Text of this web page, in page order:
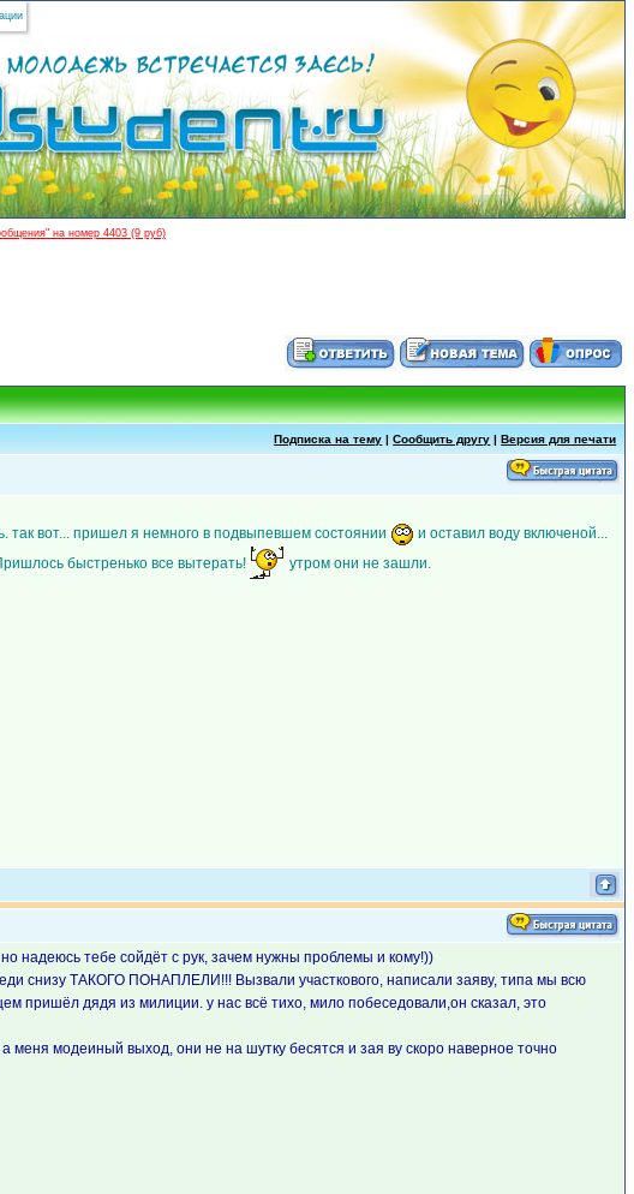
на номер 4403 (9 руб)
Подписка на тему |Сообщить другу |Версия для печати
вот... пришел я немного в подвыпевшем состоянии
и оставил воду включеной...
быстренько все вытерать!
утром они не зашли.
надеюсь тебе сойдёт с рук, зачем нужны проблемы и кому!))
снизу ТАКОГО ПОНАПЛЕЛИ!!! Вызвали участкового, написали заяву, типа мы всю
пришёл дядя из милиции. у нас всё тихо, мило побеседовали,он сказал, это
модеиный выход, они не на шутку бесятся и зая ву скоро наверное точно